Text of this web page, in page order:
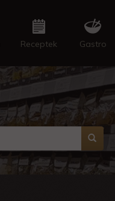
Receptek Gastro